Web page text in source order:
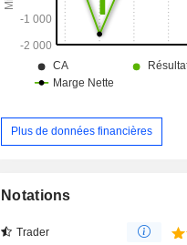
Plus de données financières
Notations
Trader